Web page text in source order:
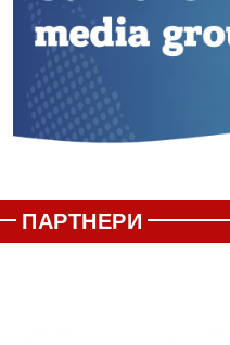
ПАРТНЕРИ